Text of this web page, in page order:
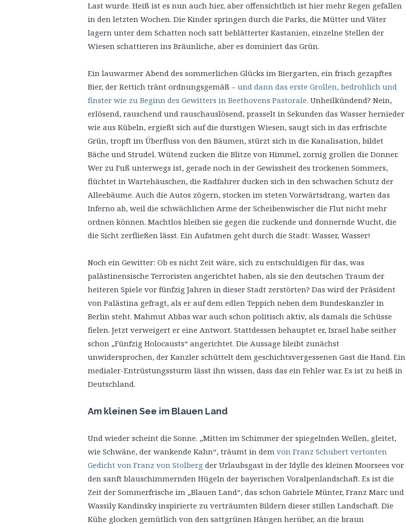
regeln.
Last wurde. Heiß ist es nun auch hier, aber offensichtlich ist hier mehr Regen gefallen
in den letzten Wochen. Die Kinder springen durch die Parks, die Mütter und Väter
lagern unter dem Schatten noch satt beblätterter Kastanien, einzelne Stellen der
Wiesen schattieren ins Bräunliche, aber es dominiert das Grün.
Ein lauwarmer Abend des sommerlichen Glücks im Biergarten, ein frisch gezapftes
Bier, der Rettich tränt ordnungsgemäß – und dann das erste Grollen, bedrohlich und
finster wie zu Beginn des Gewitters in Beethovens Pastorale. Unheilkündend? Nein,
erlösend, rauschend und rauschauslösend, prasselt in Sekunden das Wasser hernieder
wie aus Kübeln, ergießt sich auf die durstigen Wiesen, saugt sich in das erfrischte
Grün, tropft im Überfluss von den Bäumen, stürzt sich in die Kanalisation, bildet
Bäche und Strudel. Wütend zucken die Blitze von Himmel, zornig grollen die Donner.
Wer zu Fuß unterwegs ist, gerade noch in der Gewissheit des trockenen Sommers,
flüchtet in Wartehäuschen, die Radfahrer ducken sich in den schwachen Schutz der
Alleebäume. Auch die Autos zögern, stocken im steten Vorwärtsdrang, warten das
Inferno ab, weil die schwächlichen Arme der Scheibenwischer die Flut nicht mehr
ordnen können. Machtlos bleiben sie gegen die zuckende und donnernde Wucht, die
die Sicht zerfließen lässt. Ein Aufatmen geht durch die Stadt: Wasser, Wasser!
Noch ein Gewitter: Ob es nicht Zeit wäre, sich zu entschuldigen für das, was
palästinensische Terroristen angerichtet haben, als sie den deutschen Traum der
heiteren Spiele vor fünfzig Jahren in dieser Stadt zerstörten? Das wird der Präsident
von Palästina gefragt, als er auf dem edlen Teppich neben dem Bundeskanzler in
Berlin steht. Mahmut Abbas war auch schon politisch aktiv, als damals die Schüsse
fielen. Jetzt verweigert er eine Antwort. Stattdessen behauptet er, Israel habe seither
schon „Fünfzig Holocausts“ angerichtet. Die Aussage bleibt zunächst
unwidersprochen, der Kanzler schüttelt dem geschichtsvergessenen Gast die Hand. Ein
medialer-Entrüstungssturm lässt ihn wissen, dass das ein Fehler war. Es ist zu heiß in
Deutschland.
Am kleinen See im Blauen Land
Und wieder scheint die Sonne. „Mitten im Schimmer der spiegelnden Wellen, gleitet,
wie Schwäne, der wankende Kahn“, träumt in dem von Franz Schubert vertonten
Gedicht von Franz von Stolberg der Urlaubsgast in der Idylle des kleinen Moorsees vor
den sanft blauschimmernden Hügeln der bayerischen Voralpenlandschaft. Es ist die
Zeit der Sommerfrische im „Blauen Land“, das schon Gabriele Münter, Franz Marc und
Wassily Kandinsky inspirierte zu verträumten Bildern dieser stillen Landschaft. Die
Kühe glocken gemütlich von den sattgrünen Hängen herüber, an die braun